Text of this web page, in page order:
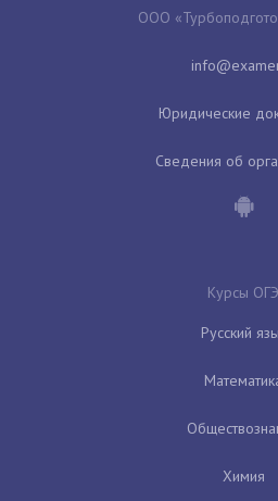
ООО
Юридические
Сведения об
Курсы ОГЭ
Русский
Химия